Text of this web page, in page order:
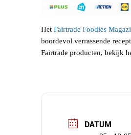
Het Fairtrade Foodies
boordevol verrassende
Fairtrade producten, bekijk
DATUM